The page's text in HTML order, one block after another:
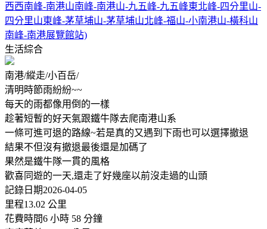
西西南峰-南港山南峰-南港山-九五峰-九五峰東北峰-四分里山-
四分里山東峰-茅草埔山-茅草埔山北峰-福山-小南港山-橫科山
南峰-南港展覽館站)
生活綜合
南港/縱走/小百岳/
清明時節雨紛紛~~
每天的雨都像用倒的一樣
趁著短暫的好天氣跟鐵牛隊去爬南港山系
一條可進可退的路線~若是真的又遇到下雨也可以選擇撤退
結果不但沒有撤退最後還是加碼了
果然是鐵牛隊一貫的風格
歡喜同遊的一天,還走了好幾座以前沒走過的山頭
記錄日期2026-04-05
里程13.02 公里
花費時間6 小時 58 分鐘